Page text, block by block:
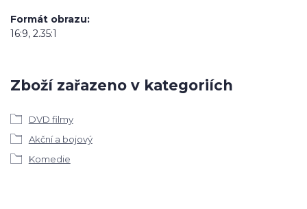
Formát obrazu
16:9, 2.35:1
Zboží zařazeno v kategoriích
DVD filmy
Akční a bojový
Komedie